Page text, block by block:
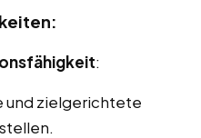
:
und zielgerichtete